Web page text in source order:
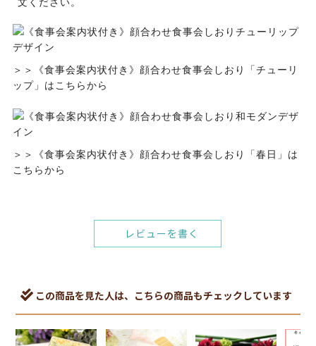
文ください。
＞＞《食事会案内状付き》顔合わせ食事会しおり「チューリ
ップ」はこちらから
＞＞《食事会案内状付き》顔合わせ食事会しおり「春日」は
こちらから
レビューを書く
この商品を見た人は、こちらの商品もチェックしています